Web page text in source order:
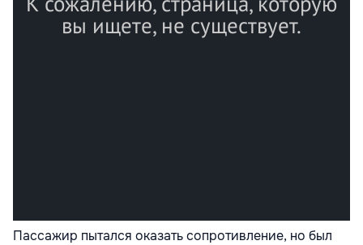
Пассажир пытался оказать сопротивление, но был